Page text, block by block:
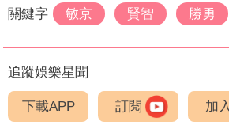
關鍵字 敏京 賢智 勝勇
追蹤娛樂星聞
下載APP 訂閱 加入